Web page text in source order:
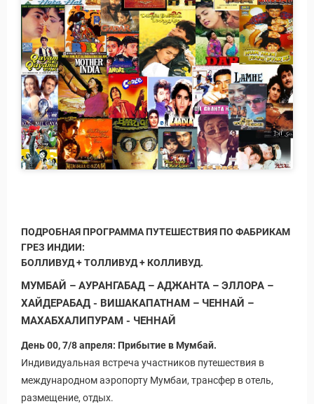
ПОДРОБНАЯ ПРОГРАММА ПУТЕШЕСТВИЯ ПО ФАБРИКАМ
ГРЕЗ ИНДИИ:
БОЛЛИВУД + ТОЛЛИВУД + КОЛЛИВУД.
МУМБАЙ – АУРАНГАБАД – АДЖАНТА – ЭЛЛОРА –
ХАЙДЕРАБАД - ВИШАКАПАТНАМ – ЧЕННАЙ –
МАХАБХАЛИПУРАМ - ЧЕННАЙ
День 00, 7/8 апреля: Прибытие в Мумбай.
Индивидуальная встреча участников путешествия в
международном аэропорту Мумбаи, трансфер в отель,
размещение, отдых.